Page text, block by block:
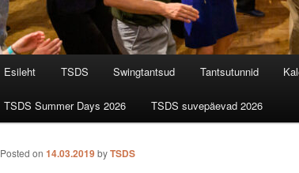
Skip to primary content
Skip to secondary content
Esileht TSDS Swingtantsud Tantsutunnid
TSDS Summer Days 2026 TSDS suvepäevad 2026
Posted on 14.03.2019byTSDS